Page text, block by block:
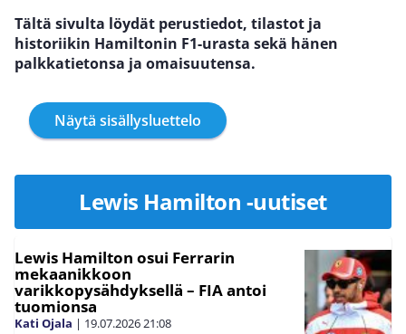
Tältä sivulta löydät perustiedot, tilastot ja
historiikin Hamiltonin F1-urasta sekä hänen
palkkatietonsa ja omaisuutensa.
Näytä sisällysluettelo
Lewis Hamilton -uutiset
Lewis Hamilton osui Ferrarin
mekaanikkoon
varikkopysähdyksellä – FIA antoi
tuomionsa
Kati Ojala | 19.07.2026 21:08